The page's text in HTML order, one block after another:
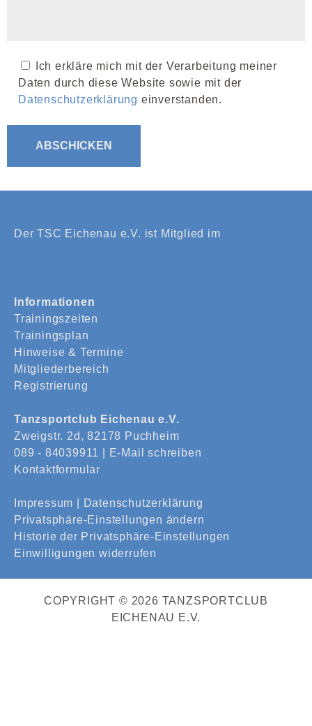
Ich erkläre mich mit der Verarbeitung meiner
Daten durch diese Website sowie mit der
Datenschutzerklärung einverstanden.
Der TSC Eichenau e.V. ist Mitglied im
Informationen
Trainingszeiten
Trainingsplan
Hinweise & Termine
Mitgliederbereich
Registrierung
Tanzsportclub Eichenau e.V.
Zweigstr. 2d, 82178 Puchheim
089 - 84039911 |
E-Mail schreiben
Kontaktformular
Impressum
Datenschutzerklärung
Privatsphäre-Einstellungen ändern
Historie der Privatsphäre-Einstellungen
Einwilligungen widerrufen
COPYRIGHT © 2026 TANZSPORTCLUB
EICHENAU E.V.